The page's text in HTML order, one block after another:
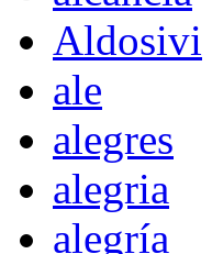
Aldosivi
ale
alegres
alegria
alegría